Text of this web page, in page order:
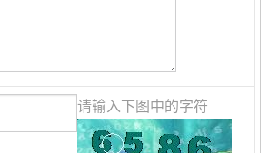
请输入下图中的字符